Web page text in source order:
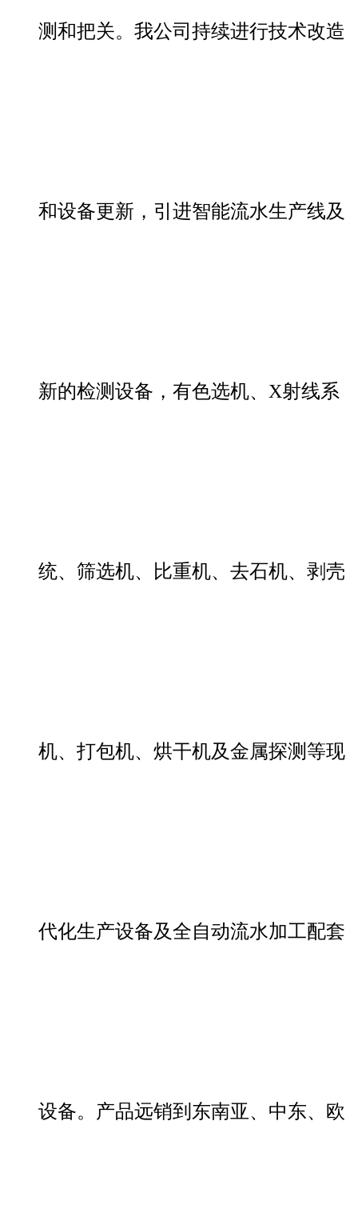
测和把关。我公司持续进行技术改造
和设备更新，引进智能流水生产线及
新的检测设备，有色选机、X射线系
统、筛选机、比重机、去石机、剥壳
机、打包机、烘干机及金属探测等现
代化生产设备及全自动流水加工配套
设备。产品远销到东南亚、中东、欧